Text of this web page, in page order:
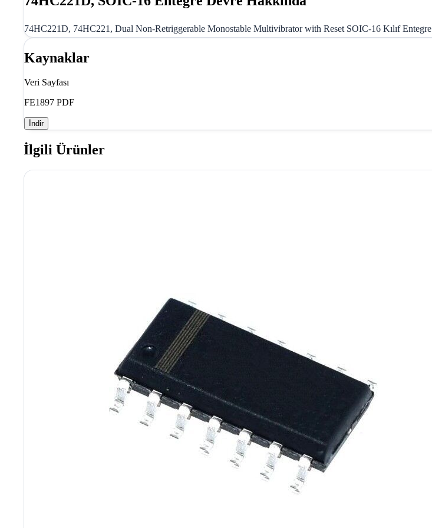
74HC221D, 74HC221, Dual Non-Retriggerable Monostable Multivibrator with Reset SOIC-16 Kılıf Entegre
Kaynaklar
Veri Sayfası
FE1897 PDF
İndir
İlgili Ürünler